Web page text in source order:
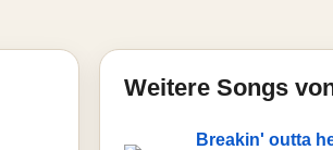
Weitere Songs
Breakin' outta